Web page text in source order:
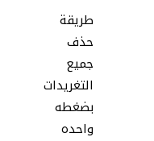
طريقة
حذف
جميع
التغريدات
بضغطه
واحده